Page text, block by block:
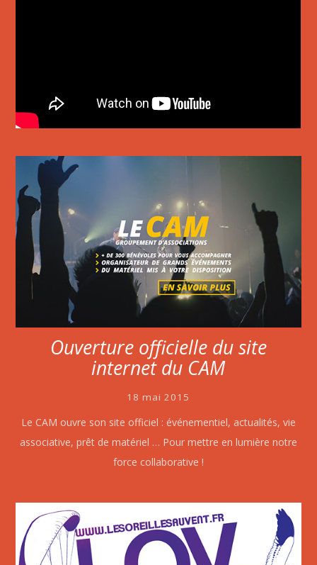
Ouverture officielle du site
internet du CAM
18 mai 2015
Le CAM ouvre son site officiel : événementiel, actualités, vie
associative, prêt de matériel … Pour mettre en lumière notre
force collaborative !